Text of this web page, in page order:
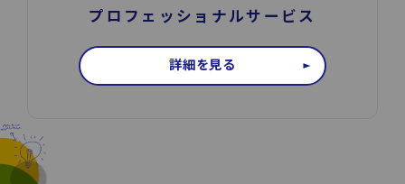
プロフェッショナルサービス
詳細を見る